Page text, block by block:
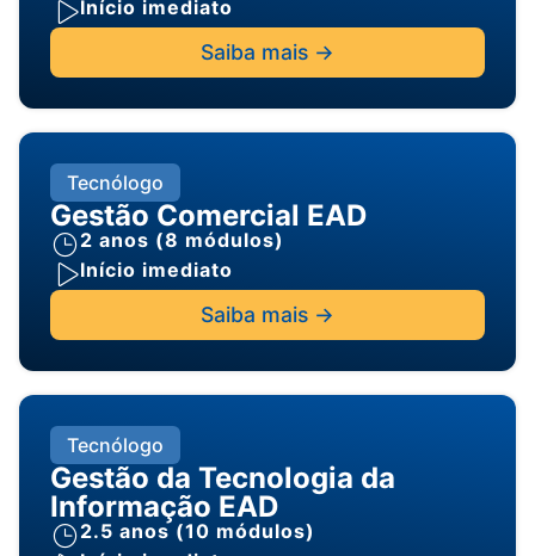
Início imediato
Saiba mais ->
Tecnólogo
Gestão Comercial EAD
2 anos (8 módulos)
Início imediato
Saiba mais ->
Tecnólogo
Gestão da Tecnologia da
Informação EAD
2.5 anos (10 módulos)